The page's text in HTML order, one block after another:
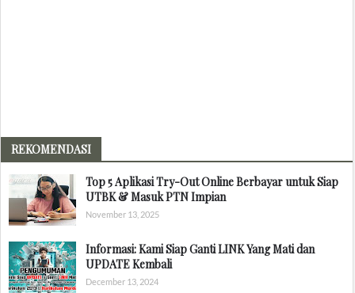
REKOMENDASI
Top 5 Aplikasi Try-Out Online Berbayar untuk Siap
UTBK & Masuk PTN Impian
November 13, 2025
Informasi: Kami Siap Ganti LINK Yang Mati dan
UPDATE Kembali
December 13, 2024